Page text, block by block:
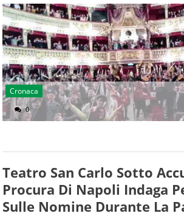
Cronaca
0
Teatro San Carlo Sotto
Procura Di Napoli Indaga
Sulle Nomine Durante La